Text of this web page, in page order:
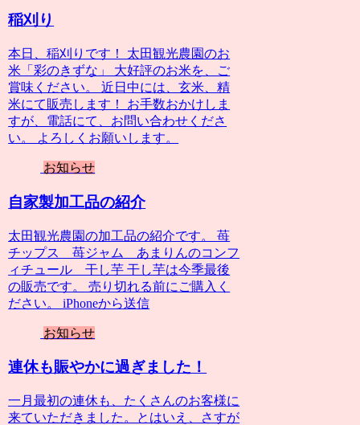
稲刈り
本日、稲刈りです！ 太田観光農園のお
米「彩のきずな」 大好評のお米を、ご
賞味ください。 近日中には、玄米、精
米にて販売します！ お手数おかけしま
すが、電話にて、お問い合わせくださ
い。 よろしくお願いします。
お知らせ
自家製加工品の紹介
太田観光農園の加工品の紹介です。 苺
チップス 苺ジャム あまりんのコンフ
ィチュール 干し芋 干し芋は今季最後
の販売です。 売り切れる前にご購入く
ださい。 iPhoneから送信
お知らせ
連休も賑やかに過ぎました！
一月最初の連休も、たくさんのお客様に
来ていただきました。とはいえ、さすが